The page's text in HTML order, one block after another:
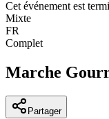
Cet événement est
Mixte
FR
Complet
Marche
Partager